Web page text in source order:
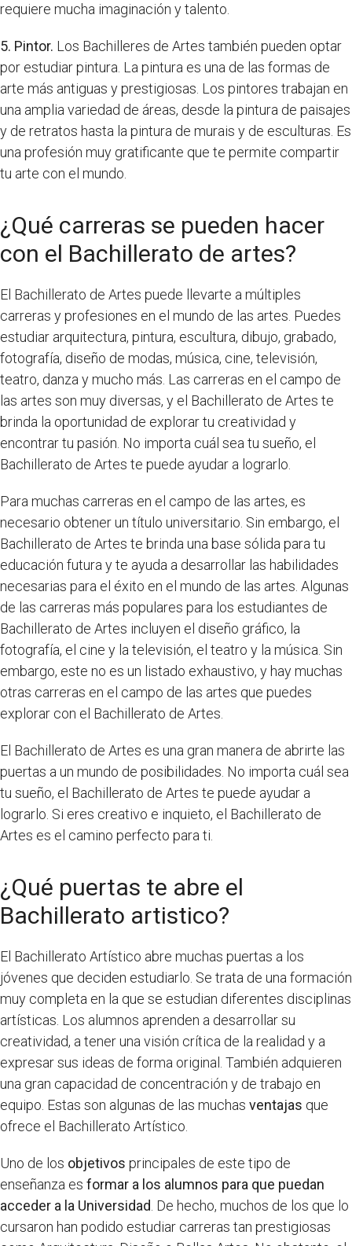
requiere mucha imaginación y talento.
5. Pintor. Los Bachilleres de Artes también pueden optar
por estudiar pintura. La pintura es una de las formas de
arte más antiguas y prestigiosas. Los pintores trabajan en
una amplia variedad de áreas, desde la pintura de paisajes
y de retratos hasta la pintura de murais y de esculturas. Es
una profesión muy gratificante que te permite compartir
tu arte con el mundo.
¿Qué carreras se pueden hacer
con el Bachillerato de artes?
El Bachillerato de Artes puede llevarte a múltiples
carreras y profesiones en el mundo de las artes. Puedes
estudiar arquitectura, pintura, escultura, dibujo, grabado,
fotografía, diseño de modas, música, cine, televisión,
teatro, danza y mucho más. Las carreras en el campo de
las artes son muy diversas, y el Bachillerato de Artes te
brinda la oportunidad de explorar tu creatividad y
encontrar tu pasión. No importa cuál sea tu sueño, el
Bachillerato de Artes te puede ayudar a lograrlo.
Para muchas carreras en el campo de las artes, es
necesario obtener un título universitario. Sin embargo, el
Bachillerato de Artes te brinda una base sólida para tu
educación futura y te ayuda a desarrollar las habilidades
necesarias para el éxito en el mundo de las artes. Algunas
de las carreras más populares para los estudiantes de
Bachillerato de Artes incluyen el diseño gráfico, la
fotografía, el cine y la televisión, el teatro y la música. Sin
embargo, este no es un listado exhaustivo, y hay muchas
otras carreras en el campo de las artes que puedes
explorar con el Bachillerato de Artes.
El Bachillerato de Artes es una gran manera de abrirte las
puertas a un mundo de posibilidades. No importa cuál sea
tu sueño, el Bachillerato de Artes te puede ayudar a
lograrlo. Si eres creativo e inquieto, el Bachillerato de
Artes es el camino perfecto para ti.
¿Qué puertas te abre el
Bachillerato artistico?
El Bachillerato Artístico abre muchas puertas a los
jóvenes que deciden estudiarlo. Se trata de una formación
muy completa en la que se estudian diferentes disciplinas
artísticas. Los alumnos aprenden a desarrollar su
creatividad, a tener una visión crítica de la realidad y a
expresar sus ideas de forma original. También adquieren
una gran capacidad de concentración y de trabajo en
equipo. Estas son algunas de las muchas ventajas que
ofrece el Bachillerato Artístico.
Uno de los objetivos principales de este tipo de
enseñanza es formar a los alumnos para que puedan
acceder a la Universidad . De hecho, muchos de los que lo
cursaron han podido estudiar carreras tan prestigiosas